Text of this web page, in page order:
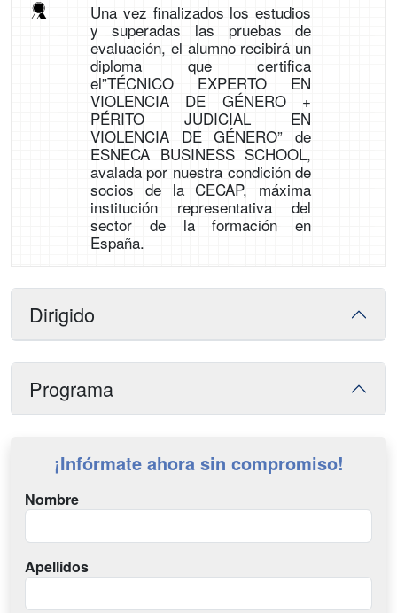
Una vez finalizados los estudios
y superadas las pruebas de
evaluación, el alumno recibirá un
diploma que certifica
el”TÉCNICO EXPERTO EN
VIOLENCIA DE GÉNERO +
PÉRITO JUDICIAL EN
VIOLENCIA DE GÉNERO” de
ESNECA BUSINESS SCHOOL,
avalada por nuestra condición de
socios de la CECAP, máxima
institución representativa del
sector de la formación en
España.
Dirigido
Programa
¡Infórmate ahora sin compromiso!
Nombre
Apellidos